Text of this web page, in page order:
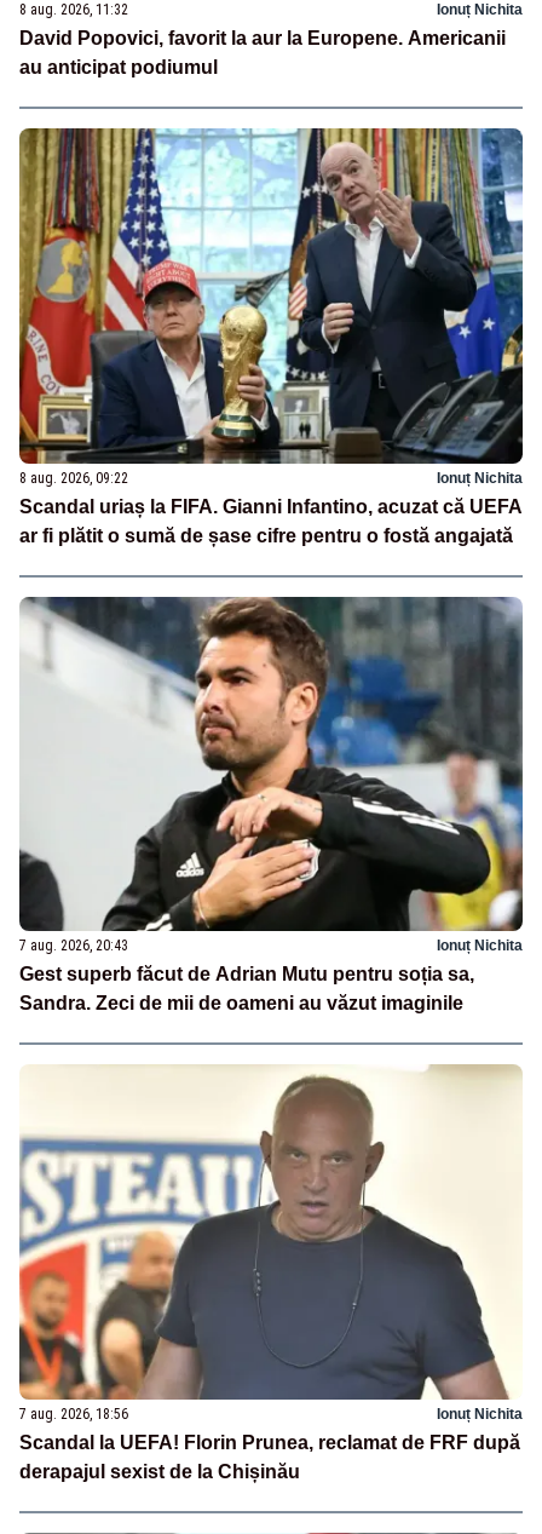
8 aug. 2026, 11:32 Ionuț Nichita
David Popovici, favorit la aur la Europene. Americanii
au anticipat podiumul
8 aug. 2026, 09:22 Ionuț Nichita
Scandal uriaș la FIFA. Gianni Infantino, acuzat că UEFA
ar fi plătit o sumă de șase cifre pentru o fostă angajată
7 aug. 2026, 20:43 Ionuț Nichita
Gest superb făcut de Adrian Mutu pentru soția sa,
Sandra. Zeci de mii de oameni au văzut imaginile
7 aug. 2026, 18:56 Ionuț Nichita
Scandal la UEFA! Florin Prunea, reclamat de FRF după
derapajul sexist de la Chișinău